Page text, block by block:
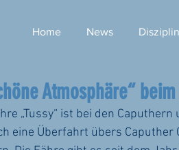
Home News
Atmosphäre“
„Tussy“ ist bei den
eine Überfahrt übers Caputher